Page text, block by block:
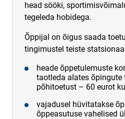
head sööki,
tegeleda hobidega.
Õppijal on õigus saada
tingimustel teiste
heade õppetulemuste
taotleda alates õpingute
põhitoetust – 60 eurot
vajadusel hüvitatakse
õppeasutuse vahelised